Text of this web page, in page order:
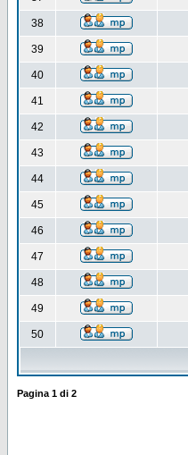
38
39
40
41
42
43
44
45
46
47
48
49
50
Pagina 1 di 2